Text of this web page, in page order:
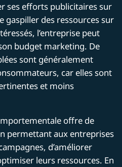
ses efforts publicitaires sur
gaspiller des ressources sur
l’entreprise peut
budget marketing. De
sont généralement
car elles sont
et moins
offre de
permettant aux entreprises
d’améliorer
leurs ressources. En